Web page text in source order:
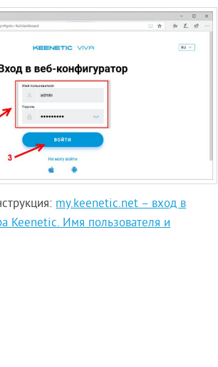
my.keenetic.net – вход в
Keenetic. Имя пользователя и